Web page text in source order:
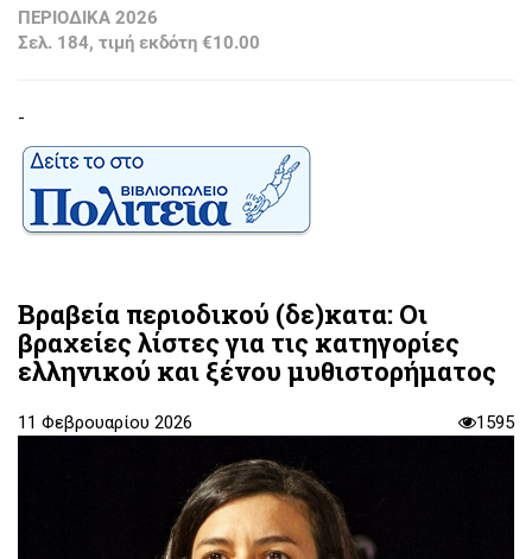
ΠΕΡΙΟΔΙΚΑ 2026
Σελ. 184, τιμή εκδότη €10.00
-
Βραβεία περιοδικού (δε)κατα: Οι
βραχείες λίστες για τις κατηγορίες
ελληνικού και ξένου μυθιστορήματος
11 Φεβρουαρίου 2026 1595